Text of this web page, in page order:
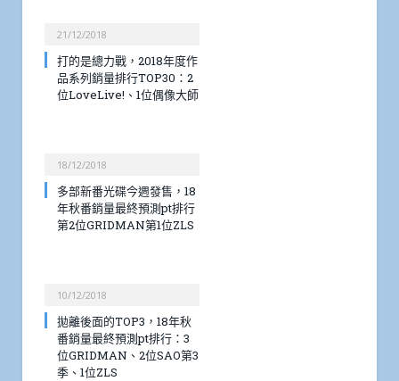
21/12/2018
打的是總力戰，2018年度作
品系列銷量排行TOP30：2
位LoveLive!、1位偶像大師
18/12/2018
多部新番光碟今週發售，18
年秋番銷量最終預測pt排行
第2位GRIDMAN第1位ZLS
10/12/2018
拋離後面的TOP3，18年秋
番銷量最終預測pt排行：3
位GRIDMAN、2位SAO第3
季、1位ZLS